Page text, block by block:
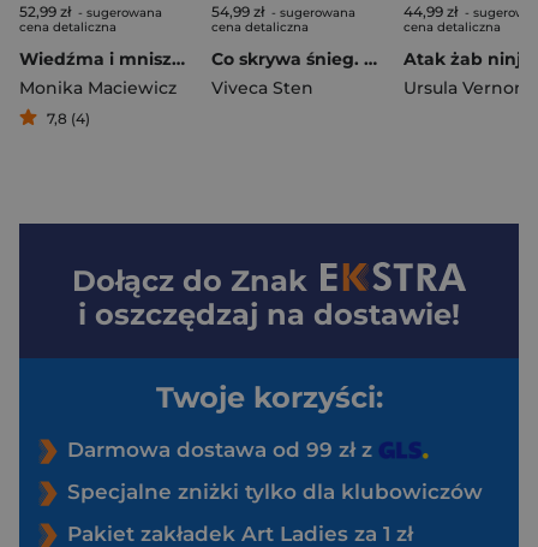
52,99 zł - sugerowana
cena detaliczna
Wiedźma i mniszka
Monika Maciewicz
7,8 (4)
54,99 zł - sugerowana
cena detaliczna
Co skrywa śnieg. Morderstwa w Are
Viveca Sten
44,99 zł -
cena detaliczna
Ursula Vernon
Dołącz do Znak
i oszczędzaj na dostawie!
Twoje korzyści:
Darmowa dostawa od 99 zł z
Specjalne zniżki tylko dla klubowiczów
Pakiet zakładek Art Ladies za 1 zł